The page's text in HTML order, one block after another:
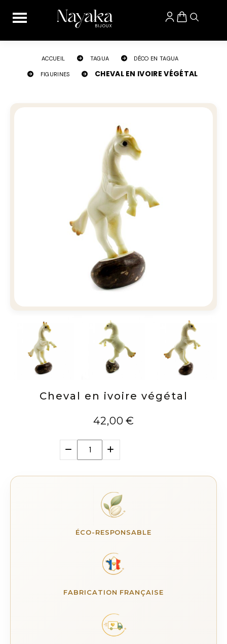
ACCUEIL TAGUA DÉCO EN TAGUA
FIGURINES CHEVAL EN IVOIRE VÉGÉTAL
Cheval en ivoire végétal
42,00 €
ÉCO-RESPONSABLE
FABRICATION FRANÇAISE